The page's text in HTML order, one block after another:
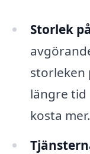
Storlek
storleken
längre tid
kosta mer.